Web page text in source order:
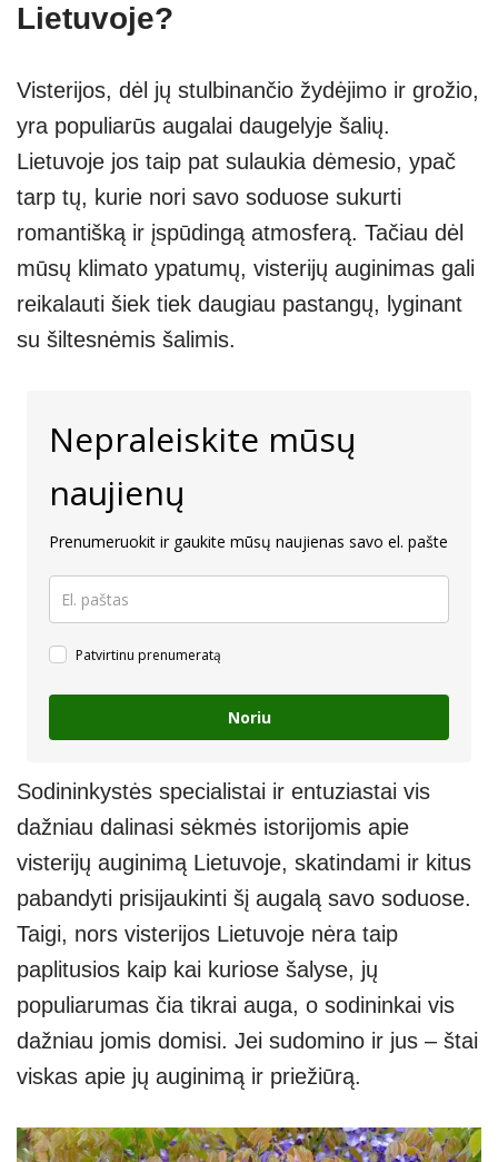
Lietuvoje?
Visterijos, dėl jų stulbinančio žydėjimo ir grožio,
yra populiarūs augalai daugelyje šalių.
Lietuvoje jos taip pat sulaukia dėmesio, ypač
tarp tų, kurie nori savo soduose sukurti
romantišką ir įspūdingą atmosferą. Tačiau dėl
mūsų klimato ypatumų, visterijų auginimas gali
reikalauti šiek tiek daugiau pastangų, lyginant
su šiltesnėmis šalimis.
Nepraleiskite mūsų
naujienų
Prenumeruokit ir gaukite mūsų naujienas savo el. pašte
Patvirtinu prenumeratą
Noriu
Sodininkystės specialistai ir entuziastai vis
dažniau dalinasi sėkmės istorijomis apie
visterijų auginimą Lietuvoje, skatindami ir kitus
pabandyti prisijaukinti šį augalą savo soduose.
Taigi, nors visterijos Lietuvoje nėra taip
paplitusios kaip kai kuriose šalyse, jų
populiarumas čia tikrai auga, o sodininkai vis
dažniau jomis domisi. Jei sudomino ir jus – štai
viskas apie jų auginimą ir priežiūrą.